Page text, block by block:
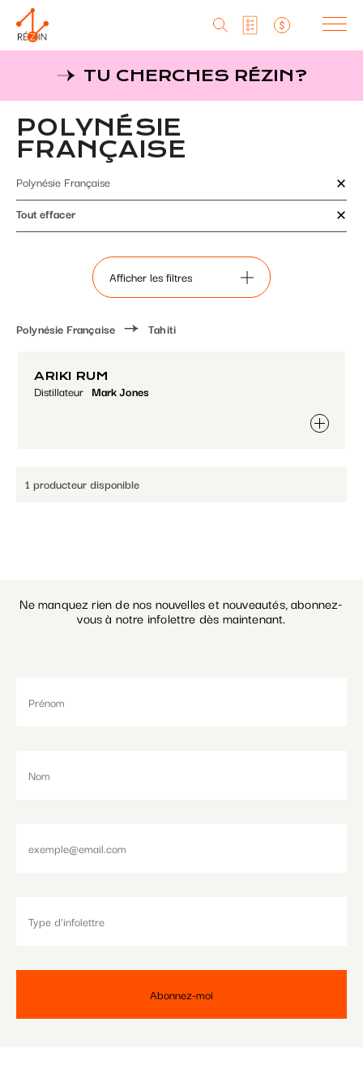
contenu
principal
Produits
Producteurs
MagaZine
Tu cherches réZin?
530, rue St-Zotique Est
Paramétrer les cookies
Liste titulaires
Liste SAQ
TU CHERCHES RÉZIN?
POLYNÉSIE
FRANÇAISE
Polynésie Française
Tout effacer
Afficher les filtres
Polynésie Française Tahiti
ARIKI RUM
Distillateur Mark Jones
1 producteur disponible
Ne manquez rien de nos nouvelles et nouveautés, abonnez-
vous à notre infolettre dès maintenant.